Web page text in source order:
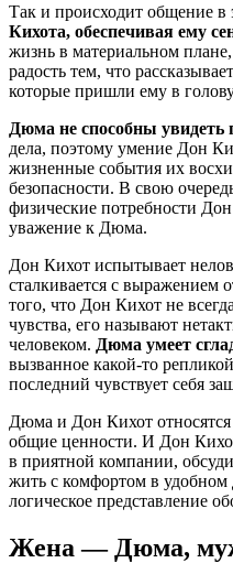
Так и происходит общение в
Кихота, обеспечивая ему
жизнь в материальном
радость тем, что
которые пришли ему в
Дюма не способны увидеть
дела, поэтому умение Дон
жизненные события их
безопасности. В свою
физические потребности
уважение к Дюма.
Дон Кихот испытывает
сталкивается с выражением
того, что Дон Кихот не
чувства, его называют
человеком. Дюма умеет
вызванное какой-то
последний чувствует себя
Дюма и Дон Кихот
общие ценности. И Дон
в приятной компании,
жить с комфортом в удобном
логическое представление
Жена — Дюма,